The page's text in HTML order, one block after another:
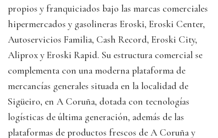
propios y franquiciados bajo las marcas comerciales
hipermercados y gasolineras Eroski, Eroski Center,
Autoservicios Familia, Cash Record, Eroski City,
Aliprox y Eroski Rapid. Su estructura comercial se
complementa con una moderna plataforma de
mercancías generales situada en la localidad de
Sigüeiro, en A Coruña, dotada con tecnologías
logísticas de última generación, además de las
plataformas de productos frescos de A Coruña y